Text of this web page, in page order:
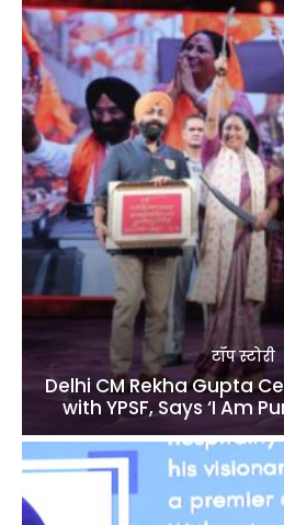
टॉप स्टोरी
Delhi CM Rekha Gupta
with YPSF, Says ‘I Am